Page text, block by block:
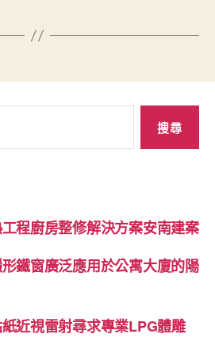
程廚房整修解決方案安南建案
鐵窗廣泛應用於公寓大廈的陽
近視雷射尋求專業LPG體雕